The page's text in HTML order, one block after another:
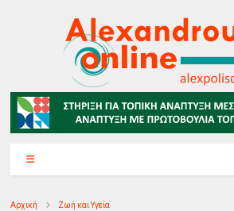
Αρχική Ζωή και Υγεία